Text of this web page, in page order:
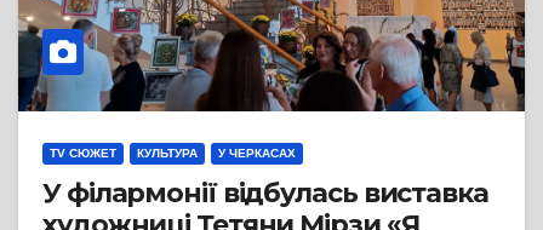
TV СЮЖЕТ КУЛЬТУРА У ЧЕРКАСАХ
У філармонії відбулась виставка